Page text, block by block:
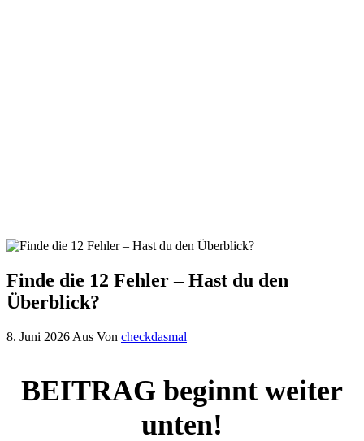
Finde die 12 Fehler – Hast du den
Überblick?
8. Juni 2026 Aus Von checkdasmal
BEITRAG beginnt weiter
unten!